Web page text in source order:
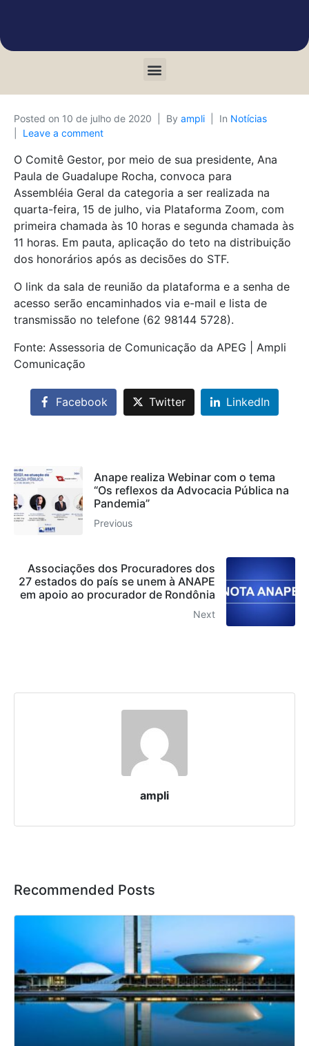
Posted on 10 de julho de 2020 By ampli In Notícias
Leave a comment
O Comitê Gestor, por meio de sua presidente, Ana
Paula de Guadalupe Rocha, convoca para
Assembléia Geral da categoria a ser realizada na
quarta-feira, 15 de julho, via Plataforma Zoom, com
primeira chamada às 10 horas e segunda chamada às
11 horas. Em pauta, aplicação do teto na distribuição
dos honorários após as decisões do STF.
O link da sala de reunião da plataforma e a senha de
acesso serão encaminhados via e-mail e lista de
transmissão no telefone (62 98144 5728).
Fonte: Assessoria de Comunicação da APEG | Ampli
Comunicação
Facebook Twitter LinkedIn
Anape realiza Webinar com o tema
“Os reflexos da Advocacia Pública na
Pandemia”
Previous
Associações dos Procuradores dos
27 estados do país se unem à ANAPE
em apoio ao procurador de Rondônia
Next
ampli
Recommended Posts